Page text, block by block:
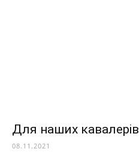
Для наших кавалерів
08.11.2021